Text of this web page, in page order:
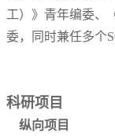
工）》青年编委、
委，同时兼任多个
科研项目
纵向项目